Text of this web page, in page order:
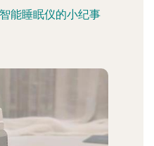
能睡眠仪的小纪事